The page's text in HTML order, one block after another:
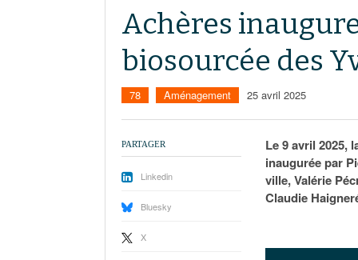
Institutions
Services
Achères
biosourcée des
78 Aménagement 25 avril 2025
Le 9 avril 2025,
inaugurée par
ville, Valérie
Claudie
PARTAGER
Linkedin
Bluesky
X